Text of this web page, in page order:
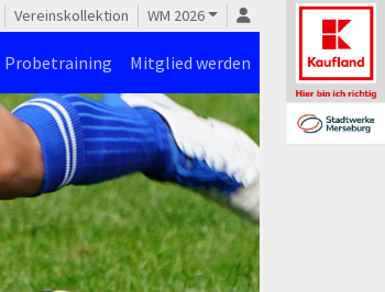
Vereinskollektion WM 2026
Probetraining Mitglied werden